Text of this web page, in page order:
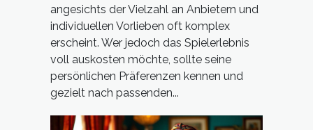
angesichts der Vielzahl an Anbietern und
individuellen Vorlieben oft komplex
erscheint. Wer jedoch das Spielerlebnis
voll auskosten möchte, sollte seine
persönlichen Präferenzen kennen und
gezielt nach passenden...